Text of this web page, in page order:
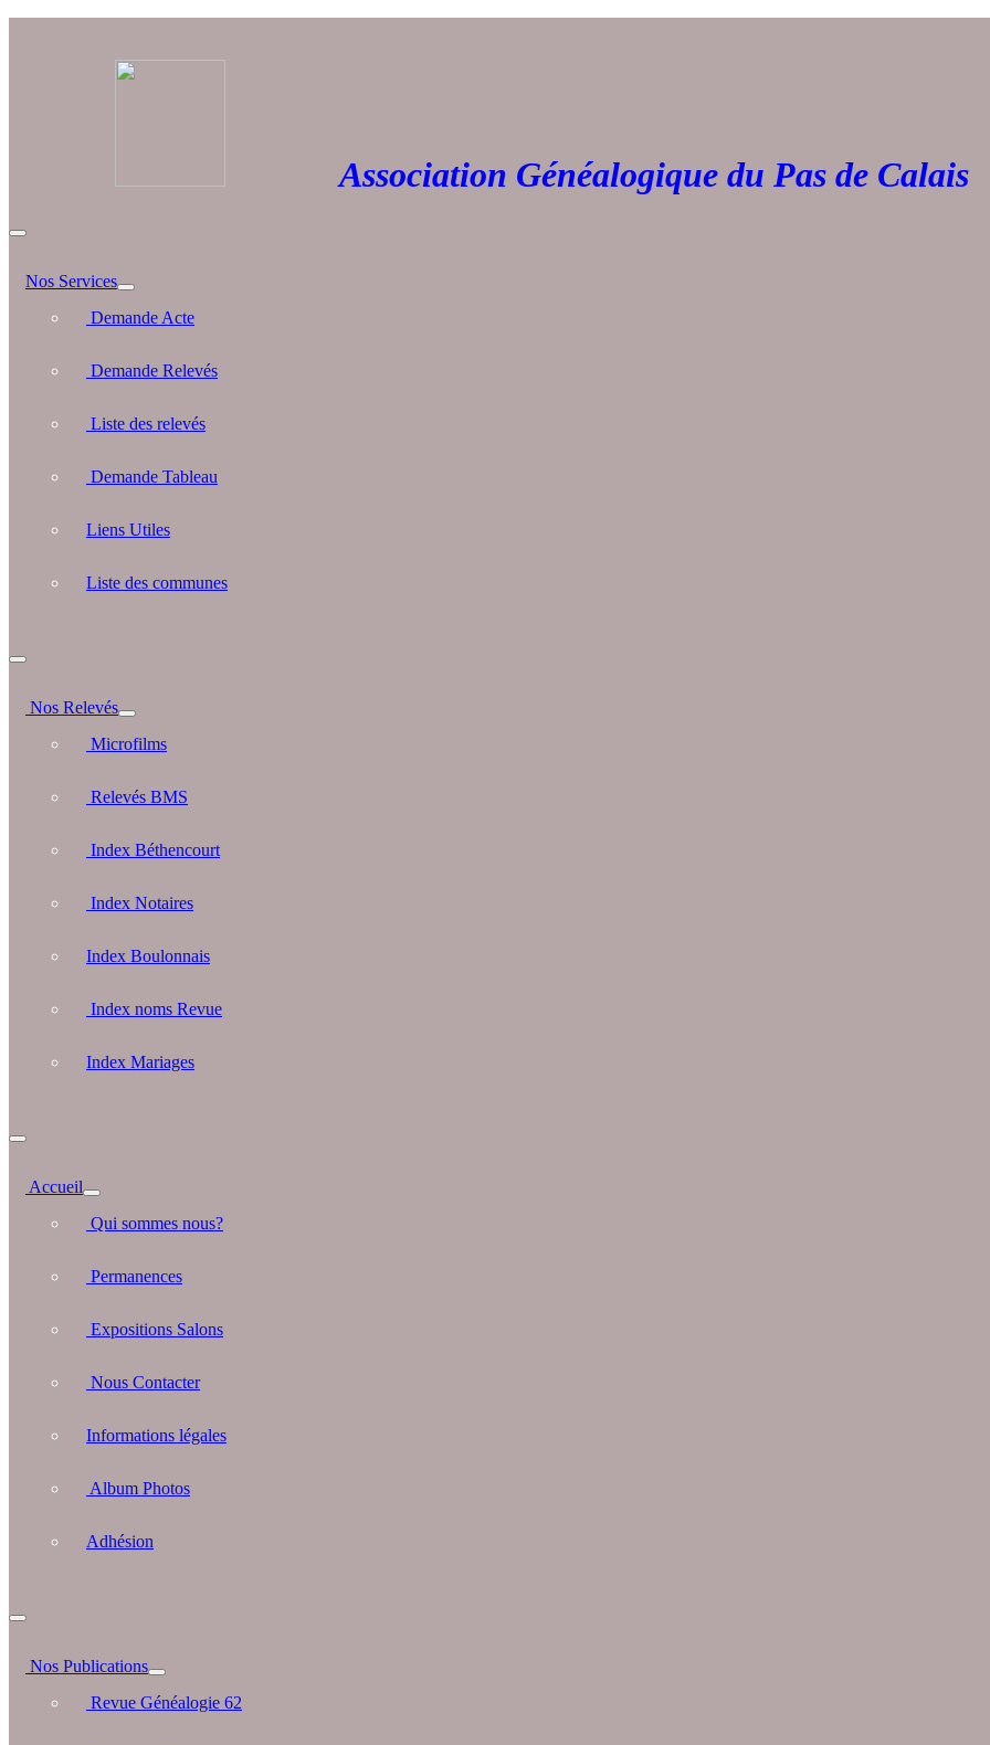
Association Généalogique du Pas de
Nos Services
Demande Acte
Demande Relevés
Liste des relevés
Demande Tableau
Liens Utiles
Liste des communes
Nos Relevés
Microfilms
Relevés BMS
Index Béthencourt
Index Notaires
Index Boulonnais
Index noms Revue
Index Mariages
Accueil
Qui sommes nous?
Permanences
Expositions Salons
Nous Contacter
Informations légales
Album Photos
Adhésion
Nos Publications
Revue Généalogie 62